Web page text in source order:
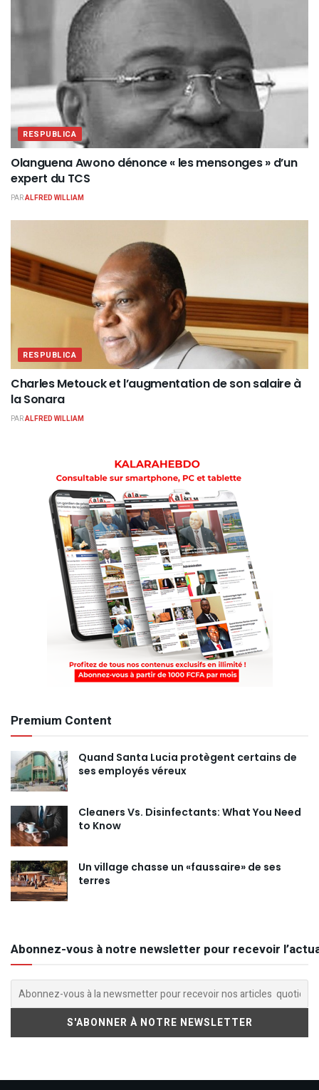
RESPUBLICA
Olanguena Awono dénonce « les mensonges » d’un
expert du TCS
PARALFRED WILLIAM
RESPUBLICA
Charles Metouck et l’augmentation de son salaire à
la Sonara
PARALFRED WILLIAM
Premium Content
Quand Santa Lucia protègent certains de
ses employés véreux
Cleaners Vs. Disinfectants: What You Need
to Know
Un village chasse un «faussaire» de ses
terres
Abonnez-vous à notre newsletter pour recevoir